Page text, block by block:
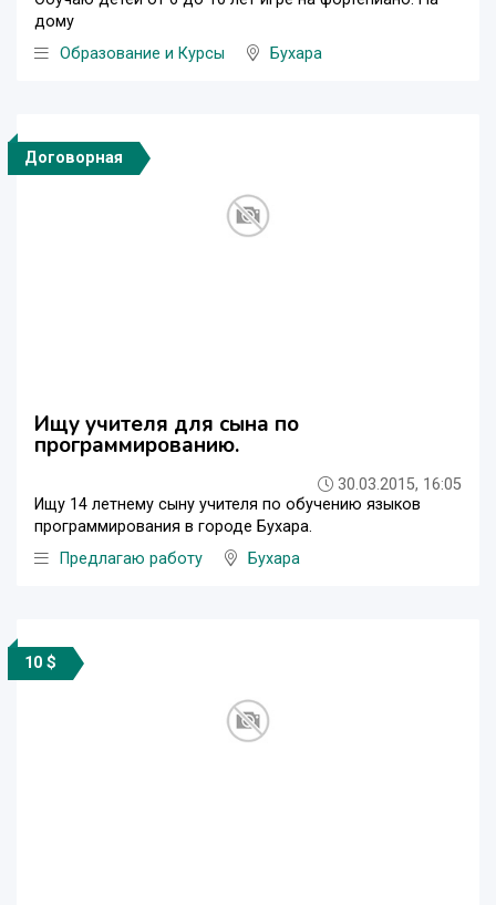
дому
Образование и Курсы
Бухара
Договорная
Ищу учителя для сына по
программированию.
30.03.2015, 16:05
Ищу 14 летнему сыну учителя по обучению языков
программирования в городе Бухара.
Предлагаю работу
Бухара
10 $